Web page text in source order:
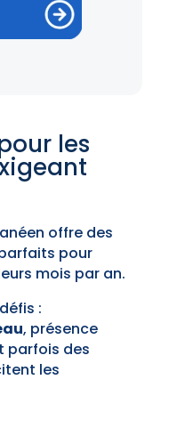
les
offre des
pour
mois par an.
:
, présence
parfois des
les